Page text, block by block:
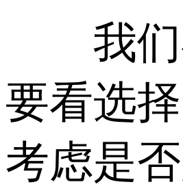
我们
要看选
考虑是